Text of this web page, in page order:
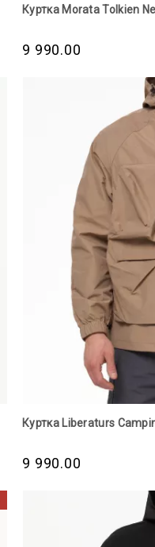
Куртка Morata Tolkien
9 990.00
Куртка Liberaturs
9 990.00